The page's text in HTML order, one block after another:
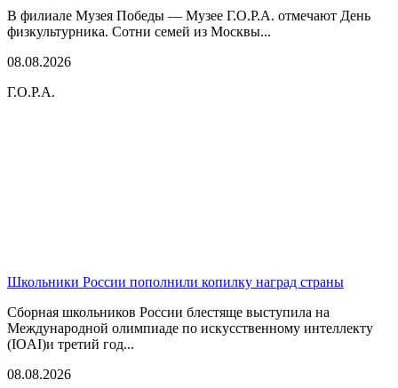
В филиале Музея Победы — Музее Г.О.Р.А. отмечают День
физкультурника. Сотни семей из Москвы...
08.08.2026
Г.О.Р.А.
Школьники России пополнили копилку наград страны
Сборная школьников России блестяще выступила на
Международной олимпиаде по искусственному интеллекту
(IOAI)и третий год...
08.08.2026